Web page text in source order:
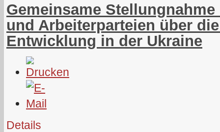
Gemeinsame
und Arbeiterparteien über
Entwicklung in der Ukraine
Details